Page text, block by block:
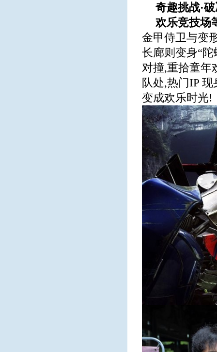
奇趣挑战·
欢乐竞技场
金甲侍卫与变
长廊则变身“
对撞,重拾童年
队处,热门IP
变成欢乐时光!